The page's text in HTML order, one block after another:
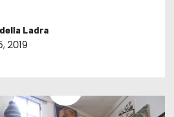
Ladra
2019